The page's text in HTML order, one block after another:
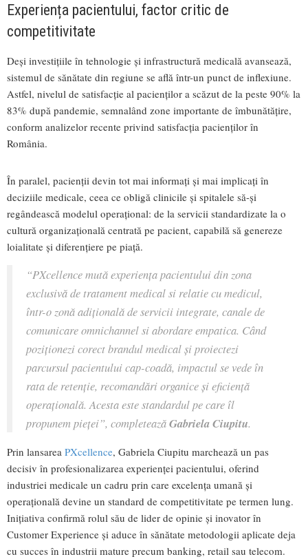
Experiența pacientului, factor critic de
competitivitate
Deși investițiile în tehnologie și infrastructură medicală avansează,
sistemul de sănătate din regiune se află într-un punct de inflexiune.
Astfel, nivelul de satisfacție al pacienților a scăzut de la peste 90% la
83% după pandemie, semnalând zone importante de îmbunătățire,
conform analizelor recente privind satisfacția pacienților în
România.
În paralel, pacienții devin tot mai informați și mai implicați în
deciziile medicale, ceea ce obligă clinicile și spitalele să-și
regândească modelul operațional: de la servicii standardizate la o
cultură organizațională centrată pe pacient, capabilă să genereze
loialitate și diferențiere pe piață.
“PXcellence mută experiența pacientului din zona
exclusivă de tratament medical si relatie cu medicul,
într-o zonă adițională de servicii integrate, canale de
comunicare omnichannel si abordare empatica. Când
poziționezi corect brandul medical și proiectezi
parcursul pacientului cap-coadă, impactul se vede în
rata de retenție, recomandări organice și eficiență
operațională. Acesta este standardul pe care îl
propunem pieței”, completeazăGabriela Ciupitu.
Prin lansarea PXcellence, Gabriela Ciupitu marchează un pas
decisiv în profesionalizarea experienței pacientului, oferind
industriei medicale un cadru prin care excelența umană și
operațională devine un standard de competitivitate pe termen lung.
Inițiativa confirmă rolul său de lider de opinie și inovator în
Customer Experience și aduce în sănătate metodologii aplicate deja
cu succes în industrii mature precum banking, retail sau telecom.